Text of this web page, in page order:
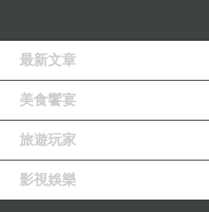
足，其膨脹的虛榮心而得
更是人性中，過河拆橋
下撫餘歡。如今廣宅金籠
顏色已荒。富貴從來多忘
最新文章
美食饗宴
旅遊玩家
影視娛樂